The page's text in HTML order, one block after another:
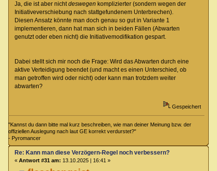
Ja, die ist aber nichtdeswegen komplizierter (sondern wegen der
Initiativeverschiebung nach stattgefundenem Unterbrechen).
Diesen Ansatz könnte man doch genau so gut in Variante 1
implementieren, dann hat man sich in beiden Fällen (Abwarten
genutzt oder eben nicht) die Initiativemodifikation gespart.
Dabei stellt sich mir noch die Frage: Wird das Abwarten durch eine
aktive Verteidigung beendet (und macht es einen Unterschied, ob
man getroffen wird oder nicht) oder kann man trotzdem weiter
abwarten?
Gespeichert
"Kannst du dann bitte mal kurz beschreiben, wie man deiner Meinung bzw. der
offiziellen Auslegung nach laut GE korrekt verdurstet?"
- Pyromancer
Re: Kann man diese Verzögern-Regel noch verbessern?
« Antwort #31 am: 13.10.2025 | 16:41 »